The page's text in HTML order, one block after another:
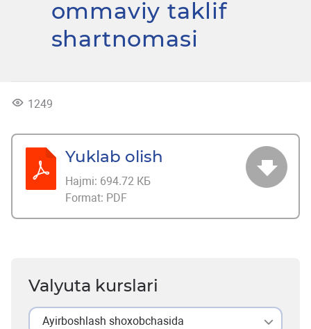
ommaviy taklif
shartnomasi
1249
Yuklab olish
Hajmi: 694.72 КБ
Format: PDF
Valyuta kurslari
Ayirboshlash shoxobchasida